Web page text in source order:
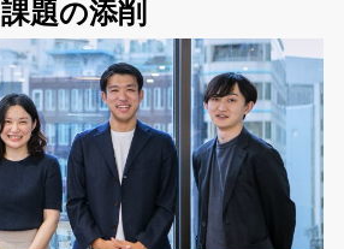
課題の添削